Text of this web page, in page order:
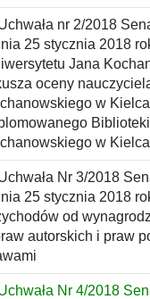
nr 2/2018
25 stycznia 2018
Jana
oceny
w
w
Nr 3/2018
25 stycznia 2018
od
autorskich i praw
Nr 4/2018